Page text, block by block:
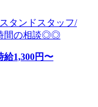
タンドスタッフ/
間の相談◎◎
給1,300円〜